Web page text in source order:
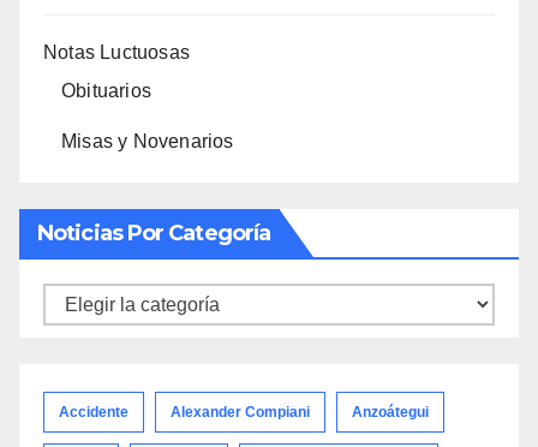
Notas Luctuosas
Obituarios
Misas y Novenarios
Noticias Por Categoría
Noticias
Accidente Alexander Compiani Anzoátegui